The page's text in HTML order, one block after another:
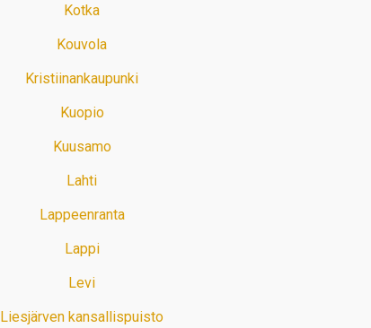
Kotka
Kouvola
Kristiinankaupunki
Kuopio
Kuusamo
Lahti
Lappeenranta
Lappi
Levi
Liesjärven kansallispuisto